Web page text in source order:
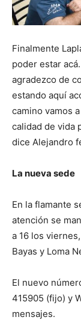
Finalmente
poder estar
agradezco de
estando aquí
camino vamos
calidad de vida
dice Alejandro
La nueva sede
En la flamante
atención se
a 16 los
Bayas y Loma
El nuevo
415905 (fijo) y
mensajes.